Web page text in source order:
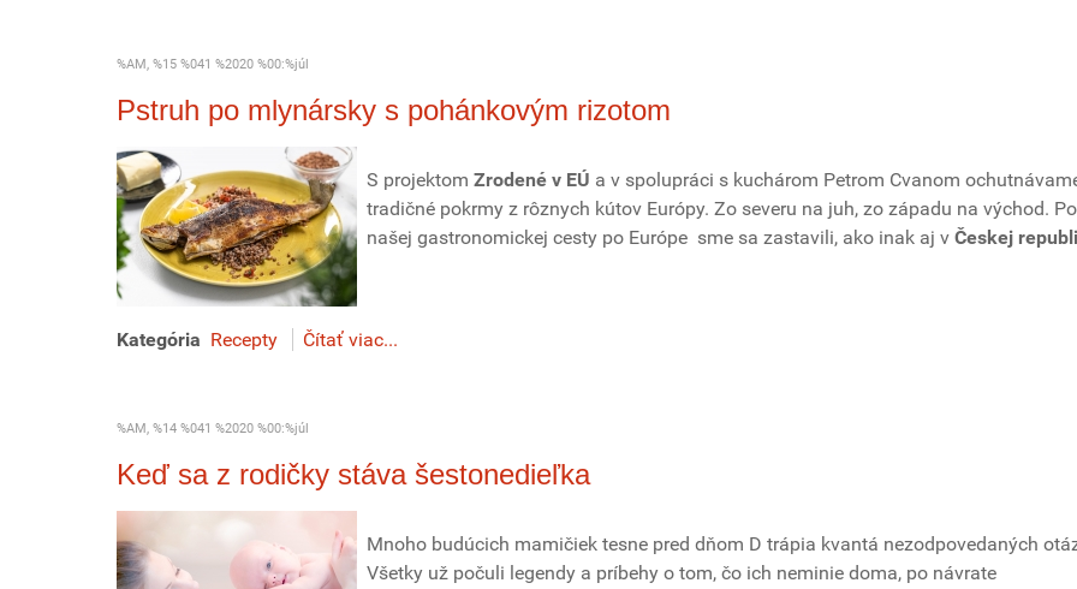
%AM, %15 %041 %2020 %00:%júl
Pstruh po mlynársky s pohánkovým rizotom
S projektom Zrodené v EÚ a v spolupráci s kuchárom Petrom Cvanom
tradičné pokrmy z rôznych kútov Európy. Zo severu na juh, zo západu na východ.
našej gastronomickej cesty po Európe sme sa zastavili, ako inak aj v Českej
Kategória Recepty Čítať viac...
%AM, %14 %041 %2020 %00:%júl
Keď sa z rodičky stáva šestonedieľka
Mnoho budúcich mamičiek tesne pred dňom D trápia kvantá nezodpovedaných
Všetky už počuli legendy a príbehy o tom, čo ich neminie doma, po návrate